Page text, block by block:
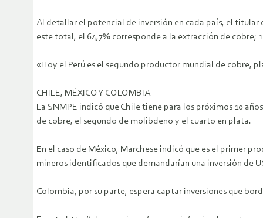
Al detallar el potencial de inversión en cada país, el titular
este total, el 64,7% corresponde a la extracción de cobre;
«Hoy el Perú es el segundo productor mundial de cobre,
CHILE, MÉXICO Y COLOMBIA
La SNMPE indicó que Chile tiene para los próximos 10
de cobre, el segundo de molibdeno y el cuarto en plata.
En el caso de México, Marchese indicó que es el primer
mineros identificados que demandarían una inversión de
Colombia, por su parte, espera captar inversiones que